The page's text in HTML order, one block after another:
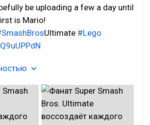
be uploading a few a day until
is Mario!
Ultimate #Lego